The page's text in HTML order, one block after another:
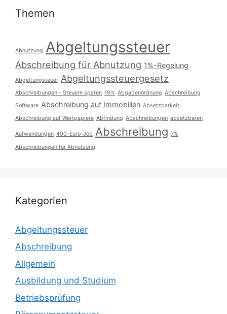
Themen
Abnutzung Abgeltungssteuer
Abschreibung für Abnutzung 1%-Regelung
Abgeltungsteuer Abgeltungssteuergesetz
Abschreibungen - Steuern sparen 19% Abgabenordnung Abschreibung
Software Abschreibung auf Immobilien Absetzbarkeit
Abschreibung auf Wertpapiere Abfindung Abschreibungen absetzbaren
Aufwendungen 400-Euro-Job Abschreibung 7%
Abschreibungen für Abnutzung
Kategorien
Abgeltungssteuer
Abschreibung
Allgemein
Ausbildung und Studium
Betriebsprüfung